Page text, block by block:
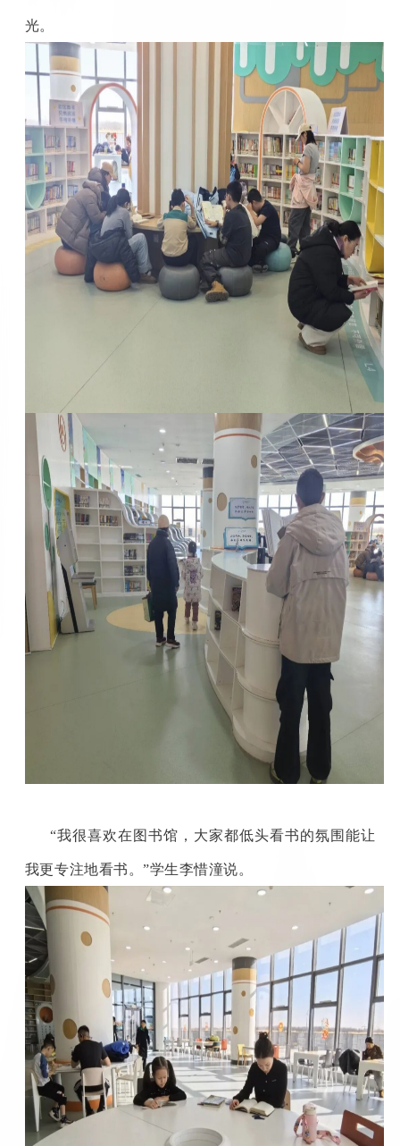
光。
“我很喜欢在图书馆，大家都低头看书的氛围能让
我更专注地看书。”学生李惜潼说。